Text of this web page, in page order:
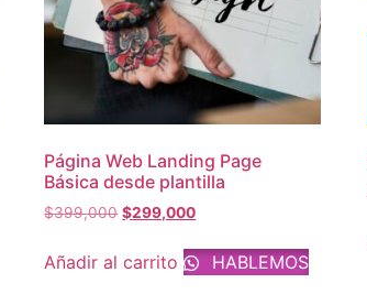
Página Web Landing Page
Básica desde plantilla
$399,000 $299,000
Añadir al carrito HABLEMOS